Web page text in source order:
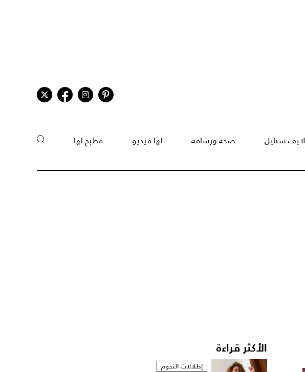
لايف ستايل صحة ورشاقة لها فيديو مطبخ لها
الأكثر قراءة
إطلالات النجوم